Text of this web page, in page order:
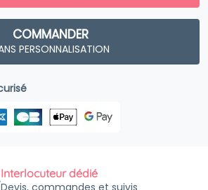
COMMANDER
PERSONNALISATION
Interlocuteur dédié
Devis, commandes et suivis